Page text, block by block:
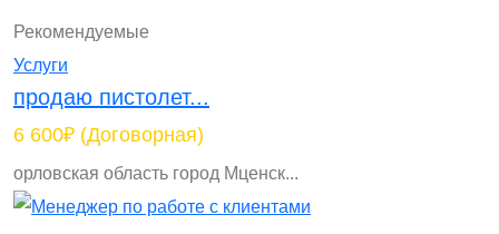
Рекомендуемые
Услуги
продаю пистолет...
6 600₽ (Договорная)
орловская область город Мценск...